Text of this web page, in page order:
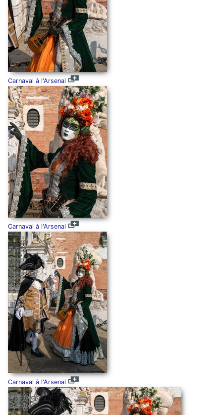
Carnaval à l'Arsenal
Carnaval à l'Arsenal
Carnaval à l'Arsenal